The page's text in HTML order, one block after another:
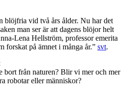
blöjfria vid två års ålder. Nu har det
man ser är att dagens blöjor helt
Lena Hellström, professor emerita
forskat på ämnet i många år.” svt.
bort från naturen? Blir vi mer och mer
robotar eller människor?